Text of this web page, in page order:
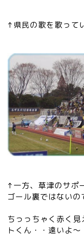
↑県民の歌を歌って
↑一方、草津のサポ
ゴール裏ではないの
ちっっちゃく赤く
トくん・・遠いよ～